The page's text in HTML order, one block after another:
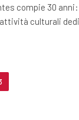
compie 30
culturali